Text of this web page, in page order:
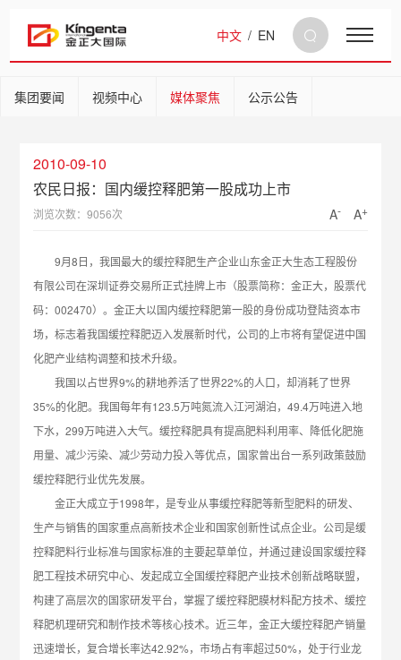
中文 / EN
集团要闻 视频中心 媒体聚焦 公示公告
2010-09-10
农民日报：国内缓控释肥第一股成功上市
浏览次数：9056次 A- A+
9月8日，我国最大的缓控释肥生产企业山东金正大生态工程股份
有限公司在深圳证券交易所正式挂牌上市（股票简称：金正大，股票代
码：002470）。金正大以国内缓控释肥第一股的身份成功登陆资本市
场，标志着我国缓控释肥迈入发展新时代，公司的上市将有望促进中国
化肥产业结构调整和技术升级。
我国以占世界9%的耕地养活了世界22%的人口，却消耗了世界
35%的化肥。我国每年有123.5万吨氮流入江河湖泊，49.4万吨进入地
下水，299万吨进入大气。缓控释肥具有提高肥料利用率、降低化肥施
用量、减少污染、减少劳动力投入等优点，国家曾出台一系列政策鼓励
缓控释肥行业优先发展。
金正大成立于1998年，是专业从事缓控释肥等新型肥料的研发、
生产与销售的国家重点高新技术企业和国家创新性试点企业。公司是缓
控释肥料行业标准与国家标准的主要起草单位，并通过建设国家缓控释
肥工程技术研究中心、发起成立全国缓控释肥产业技术创新战略联盟，
构建了高层次的国家研发平台，掌握了缓控释肥膜材料配方技术、缓控
释肥机理研究和制作技术等核心技术。近三年，金正大缓控释肥产销量
迅速增长，复合增长率达42.92%，市场占有率超过50%，处于行业龙